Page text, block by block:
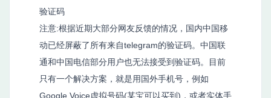
验证码
注意:根据近期大部分网友反馈的情况，国内中国移
动已经屏蔽了所有来自telegram的验证码。中国联
通和中国电信部分用户也无法接受到验证码。目前
只有一个解决方案，就是用国外手机号，例如
Google Voice虚拟号码(某宝可以买到)，或者实体手